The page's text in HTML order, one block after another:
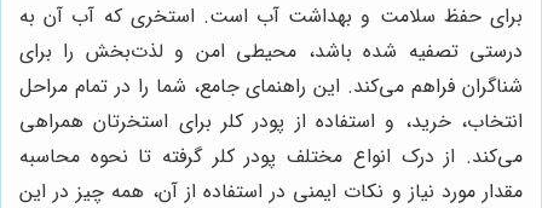
برای حفظ سلامت و بهداشت آب است. استخری که آب آن به
درستی تصفیه شده باشد، محیطی امن و لذت‌بخش را برای
شناگران فراهم می‌کند. این راهنمای جامع، شما را در تمام مراحل
انتخاب، خرید، و استفاده از پودر کلر برای استخرتان همراهی
می‌کند. از درک انواع مختلف پودر کلر گرفته تا نحوه محاسبه
مقدار مورد نیاز و نکات ایمنی در استفاده از آن، همه چیز در این